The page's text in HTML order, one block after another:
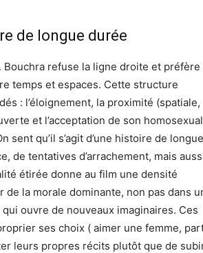
de longue durée
refuse la ligne droite et préfère
temps et espaces. Cette structure
: l’éloignement, la proximité (spatiale,
et l’acceptation de son
sent qu’il s’agit d’une histoire de longue
de tentatives d’arrachement, mais
étirée donne au film une densité
de la morale dominante, non pas dans
ouvre de nouveaux imaginaires. Ces
ses choix ( aimer une femme,
leurs propres récits plutôt que de